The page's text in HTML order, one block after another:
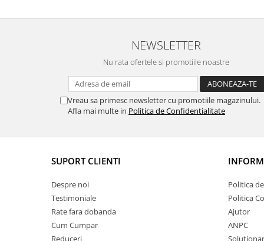
NEWSLETTER
Nu rata ofertele si promotiile noastre
Vreau sa primesc newsletter cu promotiile magazinului.
Afla mai multe in Politica de Confidentialitate
SUPORT CLIENTI
Despre noi
Testimoniale
Rate fara dobanda
Cum Cumpar
Reduceri
Politica
Politica
Ajutor
ANPC